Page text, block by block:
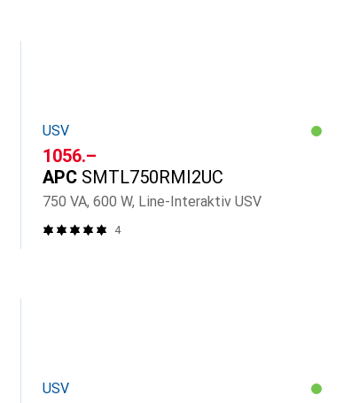
USV
CHF
1056.–
APC SMTL750RMI2UC
750 VA, 600 W, Line-Interaktiv USV
4
USV